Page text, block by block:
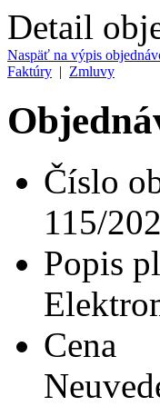
Detail
Naspäť na výpis
Faktúry | Zmluvy
Číslo
115/
Popis
Cena